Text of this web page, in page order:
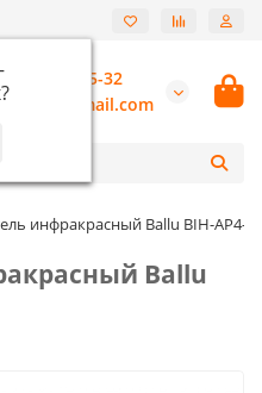
?
987-55-32
инфракрасный Ballu BIH-AP4-
Ballu